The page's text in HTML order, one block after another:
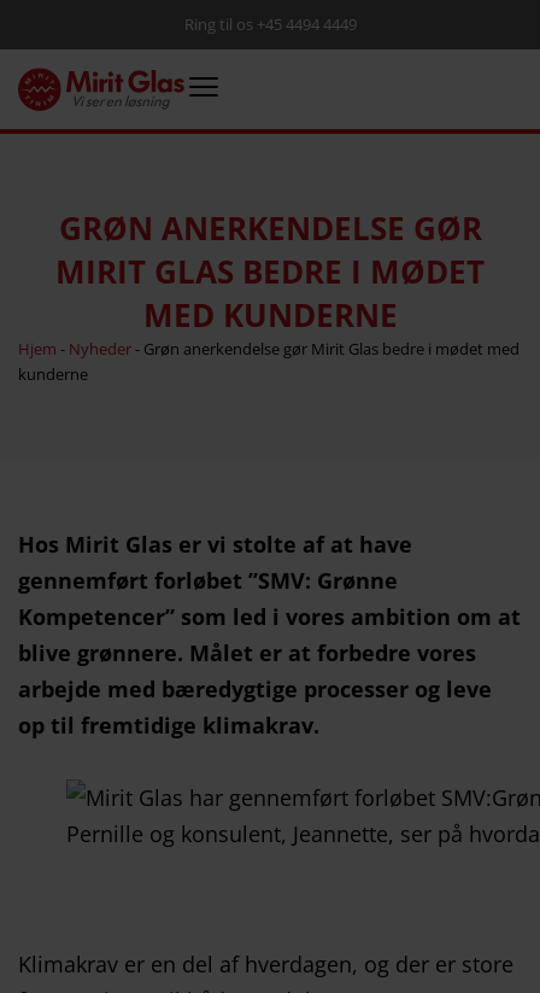
Ring til os +45 4494 4449
GRØN ANERKENDELSE GØR
MIRIT GLAS BEDRE I MØDET
MED KUNDERNE
Hjem - Nyheder- Grøn anerkendelse gør Mirit Glas bedre i mødet med
kunderne
Hos Mirit Glas er vi stolte af at have
gennemført forløbet ”SMV: Grønne
Kompetencer” som led i vores ambition om at
blive grønnere. Målet er at forbedre vores
arbejde med bæredygtige processer og leve
op til fremtidige klimakrav.
Pernille og konsulent, Jeannette, ser på
Klimakrav er en del af hverdagen, og der er store